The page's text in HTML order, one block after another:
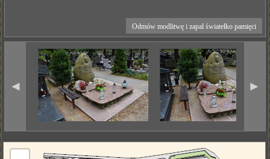
Odmów modlitwę i zapal światełko pamięci
◄ ►